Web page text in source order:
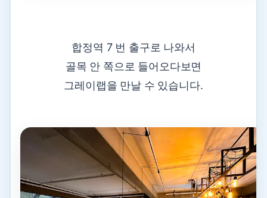
합정역 7 번 출구로 나와서
골목 안 쪽으로 들어오다보면
그레이랩을 만날 수 있습니다.